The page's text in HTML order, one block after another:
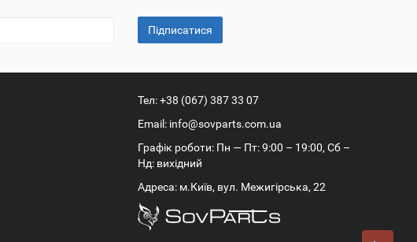
Підписатися
Тел:+38 (067) 387 33 07
Email: info@sovparts.com.ua
Графік роботи: Пн — Пт: 9:00 – 19:00, Сб –
Нд: вихідний
Адреса: м.Київ, вул. Межигірська, 22